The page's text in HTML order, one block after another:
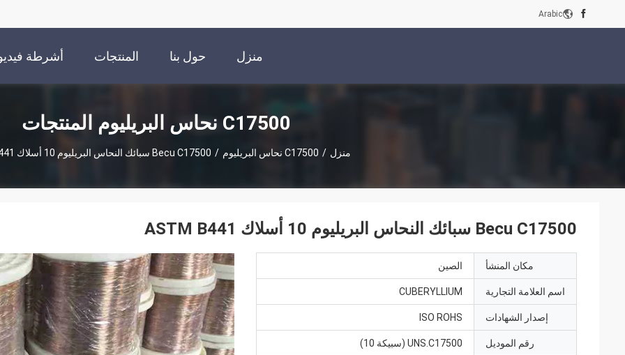
Arabic
منزل حول بنا المنتجات أشرطة
C17500 نحاس البريليوم المنتجات
منزل / C17500 نحاس البريليوم / Becu C17500 سبائك النحاس البريليوم 10 أسلاك ASTM B441
Becu C17500 سبائك النحاس البريليوم 10 أسلاك ASTM B441
مكان المنشأ الصين
اسم العلامة التجارية CUBERYLLIUM
إصدار الشهادات ISO ROHS
رقم الموديل UNS.C17500 (سبيكة 10)